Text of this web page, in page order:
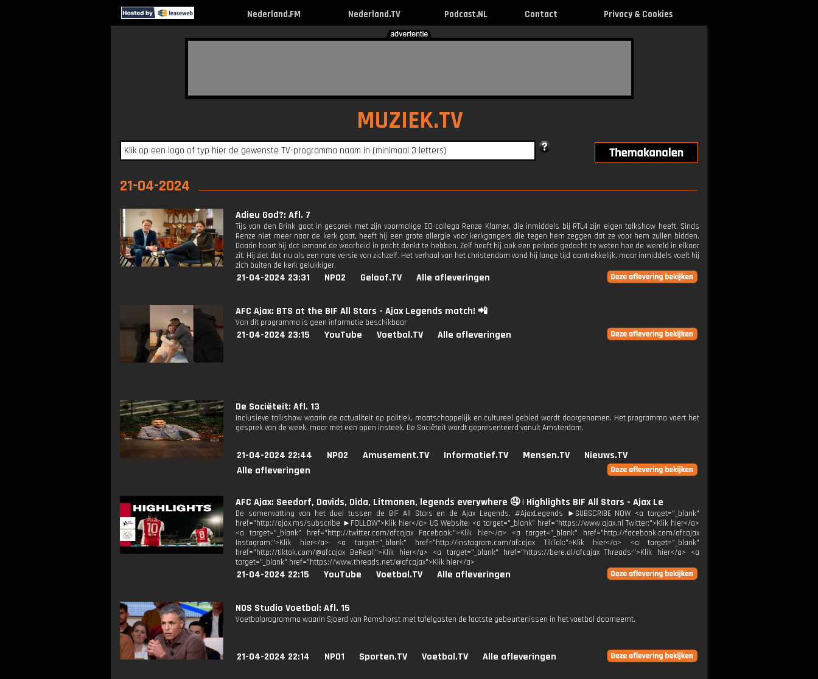
Nederland.FM Nederland.TV Podcast.NL Contact Privacy & Cookies
MUZIEK.TV
21-04-2024
Adieu God?: Afl. 7
Tijs van den Brink gaat in gesprek met zijn voormalige EO-collega Renze Klamer, die inmiddels bij RTL4 zijn eigen talkshow heeft. Sinds
Renze niet meer naar de kerk gaat, heeft hij een grote allergie voor kerkgangers die tegen hem zeggen dat ze voor hem zullen bidden.
Daarin hoort hij dat iemand de waarheid in pacht denkt te hebben. Zelf heeft hij ook een periode gedacht te weten hoe de wereld in elkaar
zit. Hij ziet dat nu als een nare versie van zichzelf. Het verhaal van het christendom vond hij lange tijd aantrekkelijk, maar inmiddels voelt hij
zich buiten de kerk gelukkiger.
21-04-2024 23:31 NPO2 Geloof.TV Alle afleveringen
AFC Ajax: BTS at the BIF All Stars - Ajax Legends match! 📲
Van dit programma is geen informatie beschikbaar
21-04-2024 23:15 YouTube Voetbal.TV Alle afleveringen
De Sociëteit: Afl. 13
Inclusieve talkshow waarin de actualiteit op politiek, maatschappelijk en cultureel gebied wordt doorgenomen. Het programma voert het
gesprek van de week, maar met een open insteek. De Sociëteit wordt gepresenteerd vanuit Amsterdam.
21-04-2024 22:44 NPO2 Amusement.TV Informatief.TV Mensen.TV
Nieuws.TV
Alle afleveringen
AFC Ajax: Seedorf, Davids, Dida, Litmanen, legends everywhere 🤤 | Highlights BIF All Stars - Ajax Le
De samenvatting van het duel tussen de BIF All Stars en de Ajax Legends. #AjaxLegends ►SUBSCRIBE NOW <a target="_blank"
href="http://ajax.ms/subscribe ►FOLLOW">Klik hier</a> US Website: <a target="_blank" href="https://www.ajax.nl Twitter:">Klik hier</a>
<a target="_blank" href="http://twitter.com/afcajax Facebook:">Klik hier</a> <a target="_blank" href="http://facebook.com/afcajax
Instagram:">Klik hier</a> <a target="_blank" href="http://instagram.com/afcajax TikTok:">Klik hier</a> <a target="_blank"
href="http://tiktok.com/@afcajax BeReal:">Klik hier</a> <a target="_blank" href="https://bere.al/afcajax Threads:">Klik hier</a> <a
target="_blank" href="https://www.threads.net/@afcajax">Klik hier</a>
21-04-2024 22:15 YouTube Voetbal.TV Alle afleveringen
NOS Studio Voetbal: Afl. 15
Voetbalprogramma waarin Sjoerd van Ramshorst met tafelgasten de laatste gebeurtenissen in het voetbal doorneemt.
21-04-2024 22:14 NPO1 Sporten.TV Voetbal.TV Alle afleveringen